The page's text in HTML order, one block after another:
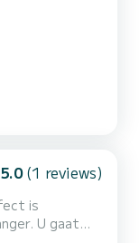
5.0 (1 reviews)
is
gaat